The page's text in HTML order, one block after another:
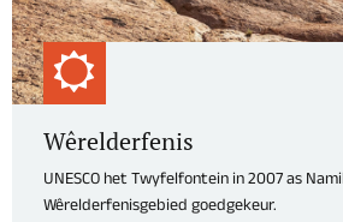
Wêrelderfenis
UNESCO het Twyfelfontein in 2007 as
Wêrelderfenisgebied goedgekeur.